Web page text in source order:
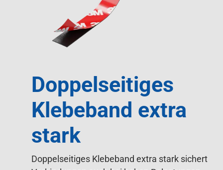
Doppelseitiges
Klebeband extra
stark
Doppelseitiges Klebeband extra stark sichert